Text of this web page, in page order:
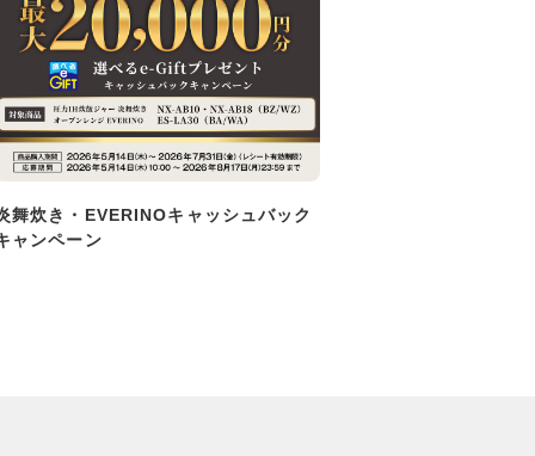
舞炊き・EVERINOキャッシュバック
ャンペーン